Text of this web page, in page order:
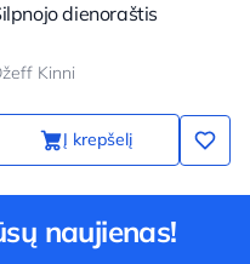
dienoraštis
Kinni
Į krepšelį
naujienas!